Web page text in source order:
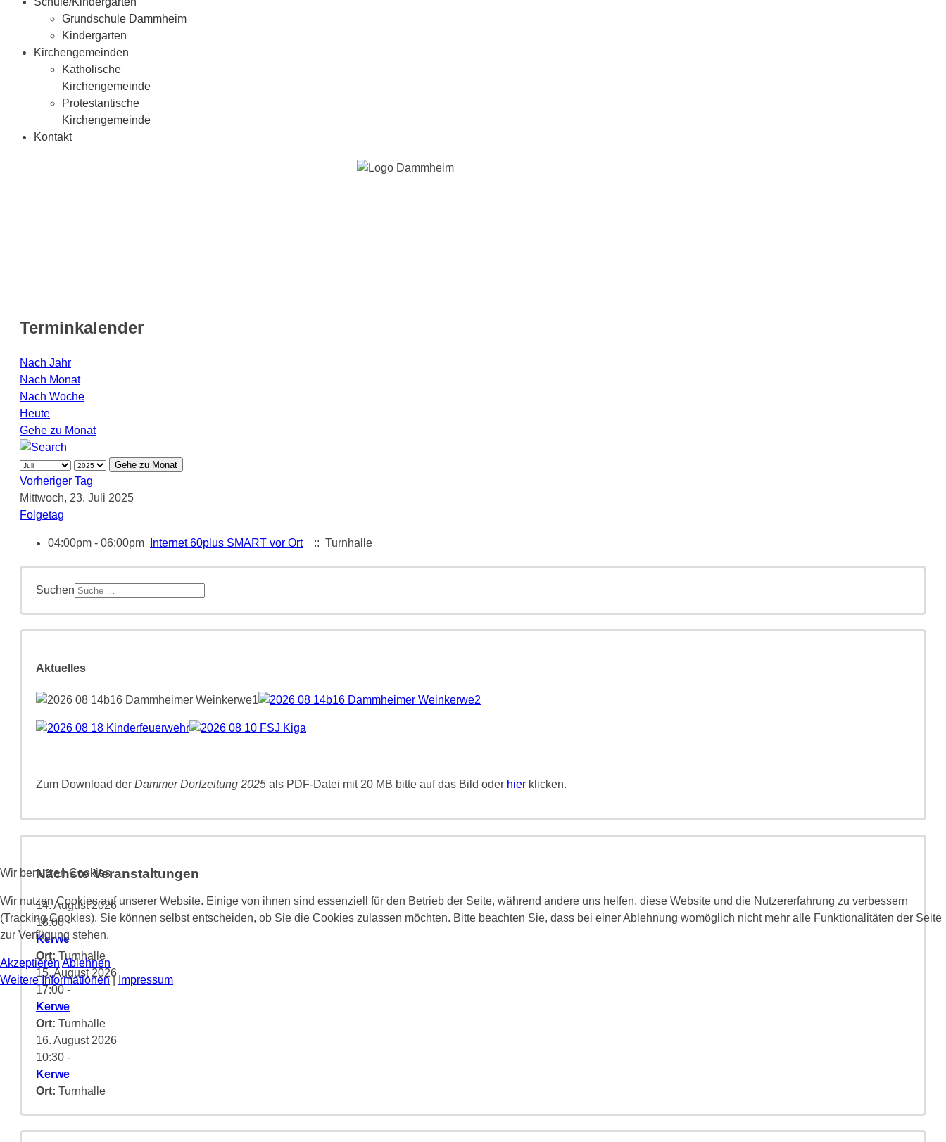
Grundschule Dammheim
Kindergarten
Kirchengemeinden
Katholische
Kirchengemeinde
Protestantische
Kirchengemeinde
Kontakt
Terminkalender
Nach Jahr
Nach Monat
Nach Woche
Heute
Gehe zu Monat
Gehe zu Monat
Vorheriger Tag
Mittwoch, 23. Juli 2025
Folgetag
04:00pm - 06:00pm Internet 60plus SMART vor Ort :: Turnhalle
Suchen
Aktuelles
Zum Download der Dammer Dorfzeitung 2025 als PDF-Datei mit 20 MB bitte auf das Bild oder hier klicken.
Nächste Veranstaltungen
14. August 2026
18:00-
Kerwe
Ort: Turnhalle
15. August 2026
17:00 -
Kerwe
Ort: Turnhalle
16. August 2026
10:30 -
Kerwe
Ort: Turnhalle
Wir benutzen Cookies
Wir nutzen Cookies auf unserer Website. Einige von ihnen sind essenziell für den Betrieb der Seite, während andere uns helfen, diese Website und die Nutzererfahrung zu verbessern
(Tracking Cookies). Sie können selbst entscheiden, ob Sie die Cookies zulassen möchten. Bitte beachten Sie, dass bei einer Ablehnung womöglich nicht mehr alle Funktionalitäten der Seite
zur Verfügung stehen.
Akzeptieren Ablehnen
Weitere Informationen| Impressum